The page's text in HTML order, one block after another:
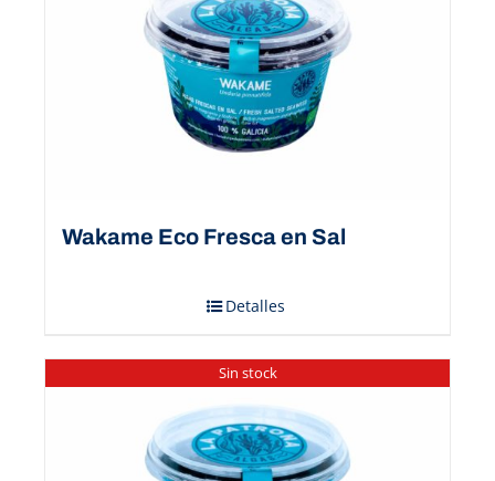
Wakame Eco Fresca en Sal
Detalles
Sin stock